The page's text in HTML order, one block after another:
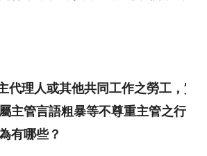
代理人或其他共同工作之勞工，實
主管言語粗暴等不尊重主管之行為
有哪些？